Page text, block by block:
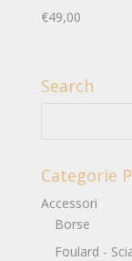
€49,00
Search
Categorie
Accessori
Borse
Foulard -